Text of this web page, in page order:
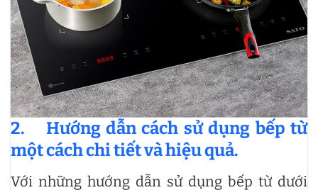
2.
Hướng dẫn cách sử dụng bếp từ
một cách chi tiết và hiệu quả.
Với những hướng dẫn sử dụng bếp từ dưới